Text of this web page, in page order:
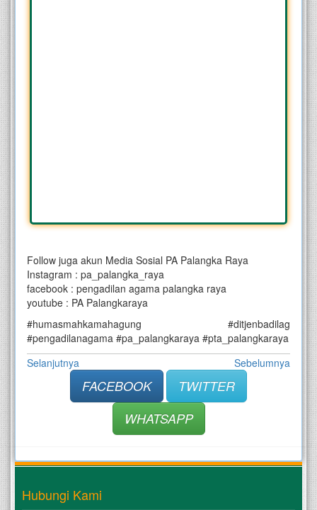
Follow juga akun Media Sosial PA Palangka Raya
Instagram : pa_palangka_raya
facebook : pengadilan agama palangka raya
youtube : PA Palangkaraya
#humasmahkamahagung #ditjenbadilag
#pengadilanagama #pa_palangkaraya #pta_palangkaraya
Selanjutnya
Sebelumnya
FACEBOOK
TWITTER
WHATSAPP
Hubungi Kami